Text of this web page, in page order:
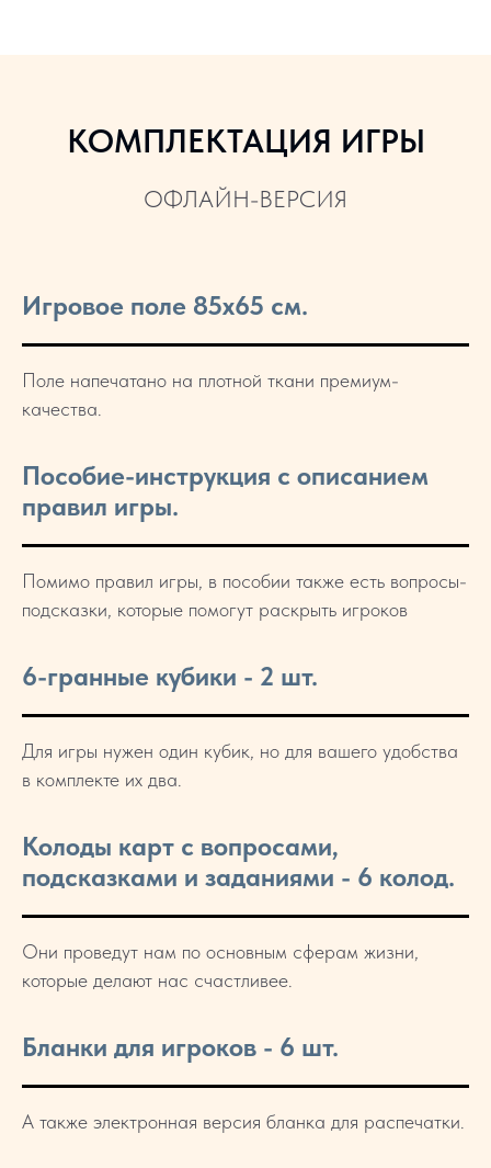
КОМПЛЕКТАЦИЯ ИГРЫ
ОФЛАЙН-ВЕРСИЯ
Игровое поле 85х65 см.
Поле напечатано на плотной ткани премиум-
качества.
Пособие-инструкция с описанием
правил игры.
Помимо правил игры, в пособии также есть вопросы-
подсказки, которые помогут раскрыть игроков
6-гранные кубики - 2 шт.
Для игры нужен один кубик, но для вашего удобства
в комплекте их два.
Колоды карт с вопросами,
подсказками и заданиями - 6 колод.
Они проведут нам по основным сферам жизни,
которые делают нас счастливее.
Бланки для игроков - 6 шт.
А также электронная версия бланка для распечатки.